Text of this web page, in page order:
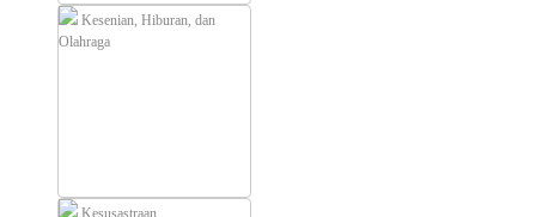
Kesenian, Hiburan, dan
Olahraga
Kesusastraan